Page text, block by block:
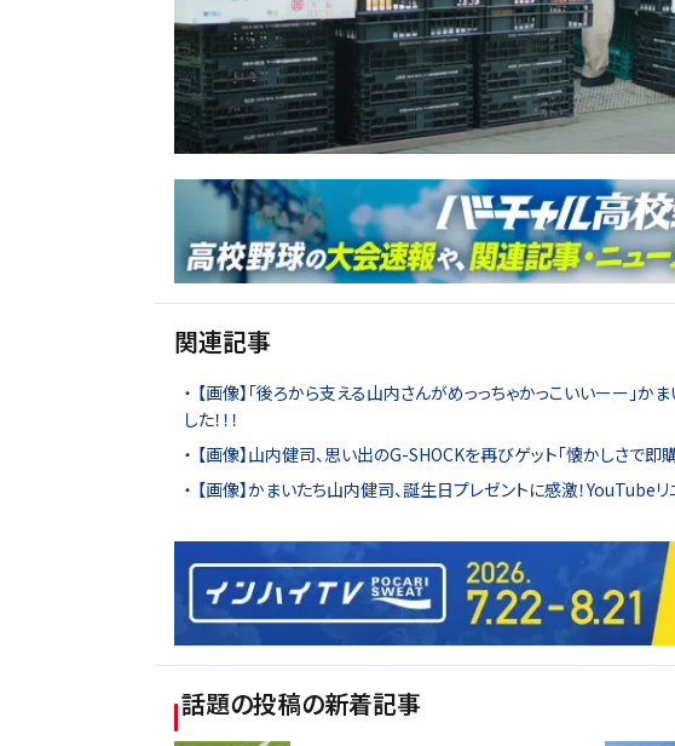
関連記事
【画像】「後ろから支える山内さんがめっっちゃかっこいいーー」
した！！！
【画像】山内健司、思い出のG-SHOCKを再びゲット「懐かしさで即購
【画像】かまいたち山内健司、誕生日プレゼントに感激！YouTubeリ
話題の投稿の新着記事